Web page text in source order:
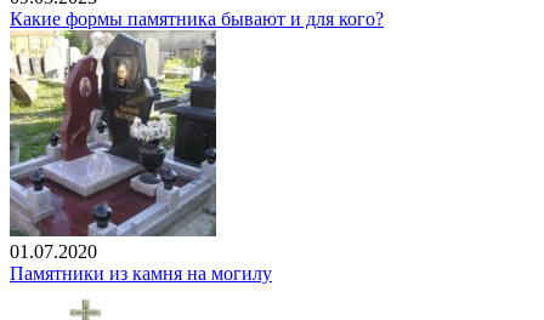
Какие формы памятника бывают и для кого?
01.07.2020
Памятники из камня на могилу